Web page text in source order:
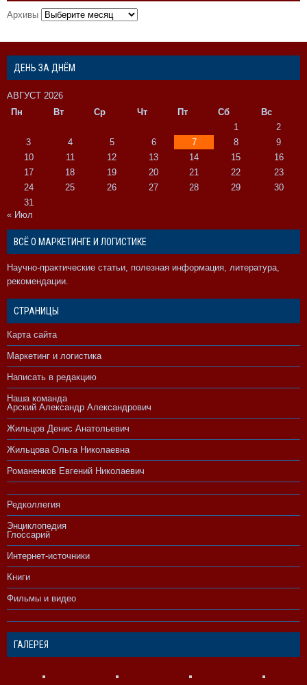
Архивы
ДЕНЬ ЗА ДНЁМ
АВГУСТ 2026
Пн
Вт Ср Чт Пт Сб
Вс
1
2
3
4 5 6 7 8
9
10
11 12 13 14 15
16
17
18 19 20 21 22
23
24
25 26 27 28 29
30
31
« Июл
ВСЁ О МАРКЕТИНГЕ И ЛОГИСТИКЕ
Научно-практические статьи, полезная информация, литература,
рекомендации.
СТРАНИЦЫ
Карта сайта
Маркетинг и логистика
Написать в редакцию
Наша команда
Арский Александр Александрович
Жильцов Денис Анатольевич
Жильцова Ольга Николаевна
Романенков Евгений Николаевич
Редколлегия
Энциклопедия
Глоссарий
Интернет-источники
Книги
Фильмы и видео
ГАЛЕРЕЯ